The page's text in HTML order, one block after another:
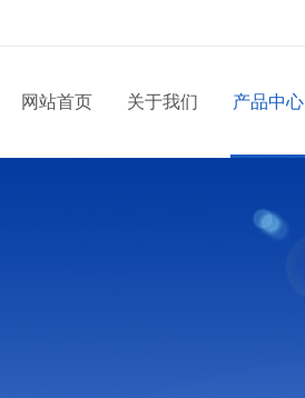
网站首页 关于我们 产品中心